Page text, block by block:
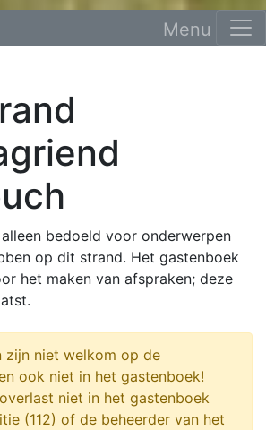
bedoeld voor onderwerpen
op dit strand. Het gastenboek
het maken van afspraken; deze
zijn niet welkom op de
ook niet in het gastenboek!
niet in het gastenboek
(112) of de beheerder van het